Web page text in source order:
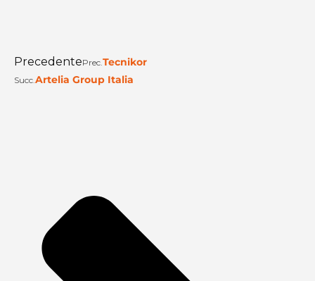
PrecedentePrec.Tecnikor
Succ.Artelia Group Italia